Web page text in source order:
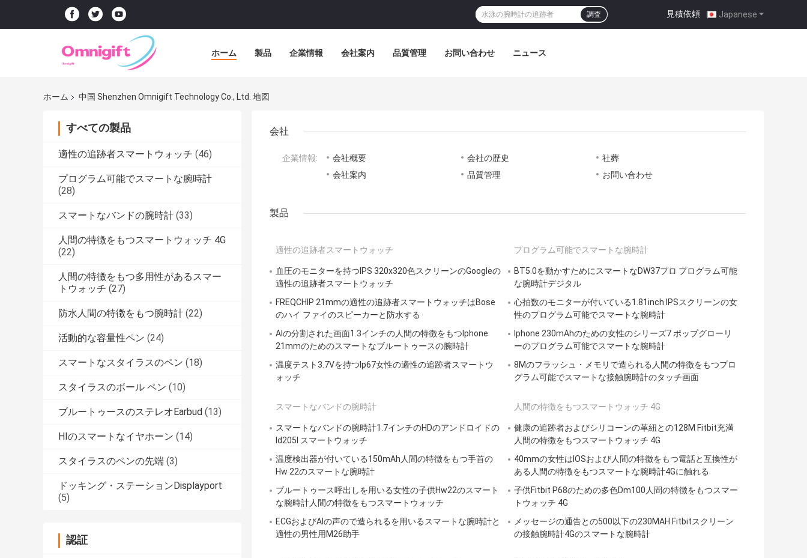
Japanese
見積依頼 |
調査
ホーム 製品 企業情報 会社案内 品質管理 お問い合わせ ニュース
ホーム 中国 Shenzhen Omnigift Technology Co., Ltd. 地図
すべての製品
適性の追跡者スマートウォッチ (46)
プログラム可能でスマートな腕時計
(28)
スマートなバンドの腕時計 (33)
人間の特徴をもつスマートウォッチ 4G
(22)
人間の特徴をもつ多用性があるスマー
トウォッチ (27)
防水人間の特徴をもつ腕時計 (22)
活動的な容量性ペン (24)
スマートなスタイラスのペン (18)
スタイラスのボール ペン (10)
ブルートゥースのステレオEarbud (13)
HIのスマートなイヤホーン (14)
スタイラスのペンの先端 (3)
ドッキング・ステーションDisplayport
(5)
認証
会社
企業情報: 会社概要 会社の歴史
社葬
会社案内
品質管理 お問い合わせ
製品
適性の追跡者スマートウォッチ
血圧のモニターを持つIPS 320x320色スクリーンのGoogleの
適性の追跡者スマートウォッチ
FREQCHIP 21mmの適性の追跡者スマートウォッチはBose
のハイ ファイのスピーカーと防水する
AIの分割された画面1.3インチの人間の特徴をもつIphone
21mmのためのスマートなブルートゥースの腕時計
温度テスト3.7Vを持つIp67女性の適性の追跡者スマートウ
ォッチ
プログラム可能でスマートな腕時計
BT5.0を動かすためにスマートなDW37プロ プログラム可能
な腕時計デジタル
心拍数のモニターが付いている1.81inch IPSスクリーンの女
性のプログラム可能でスマートな腕時計
Iphone 230mAhのための女性のシリーズ7 ポップグローリ
ーのプログラム可能でスマートな腕時計
8Mのフラッシュ・メモリで造られる人間の特徴をもつプロ
グラム可能でスマートな接触腕時計のタッチ画面
スマートなバンドの腕時計
スマートなバンドの腕時計1.7インチのHDのアンドロイドの
Id205l スマートウォッチ
温度検出器が付いている150mAh人間の特徴をもつ手首の
Hw 22のスマートな腕時計
ブルートゥース呼出しを用いる女性の子供Hw22のスマート
な腕時計人間の特徴をもつスマートウォッチ
ECGおよびAIの声ので造られるを用いるスマートな腕時計と
適性の男性用M26助手
人間の特徴をもつスマートウォッチ 4G
健康の追跡者およびシリコーンの革紐との128M Fitbit充満
人間の特徴をもつスマートウォッチ 4G
40mmの女性はIOSおよび人間の特徴をもつ電話と互換性が
ある人間の特徴をもつスマートな腕時計4Gに触れる
子供Fitbit P68のための多色Dm100人間の特徴をもつスマー
トウォッチ 4G
メッセージの通告との500以下の230MAH Fitbitスクリーン
の接触腕時計4Gのスマートな腕時計